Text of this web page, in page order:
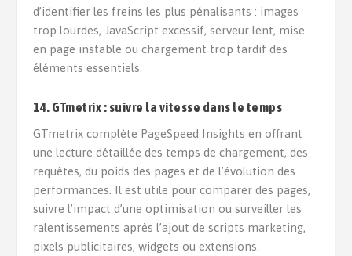
d’identifier les freins les plus pénalisants : images
trop lourdes, JavaScript excessif, serveur lent, mise
en page instable ou chargement trop tardif des
éléments essentiels.
14. GTmetrix : suivre la vitesse dans le temps
GTmetrix complète PageSpeed Insights en offrant
une lecture détaillée des temps de chargement, des
requêtes, du poids des pages et de l’évolution des
performances. Il est utile pour comparer des pages,
suivre l’impact d’une optimisation ou surveiller les
ralentissements après l’ajout de scripts marketing,
pixels publicitaires, widgets ou extensions.